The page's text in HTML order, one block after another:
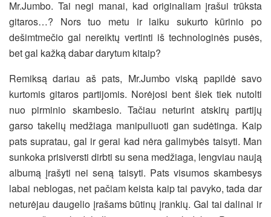
Mr.Jumbo. Tai negi manai, kad originaliam įrašui trūksta
gitaros…? Nors tuo metu ir laiku sukurto kūrinio po
dešimtmečio gal nereiktų vertinti iš technologinės pusės,
bet gal kažką dabar darytum kitaip?
Remiksą dariau aš pats, Mr.Jumbo viską papildė savo
kurtomis gitaros partijomis. Norėjosi bent šiek tiek nutolti
nuo pirminio skambesio. Tačiau neturint atskirų partijų
garso takelių medžiaga manipuliuoti gan sudėtinga. Kaip
pats supratau, gal ir gerai kad nėra galimybės taisyti. Man
sunkoka prisiversti dirbti su sena medžiaga, lengviau naują
albumą įrašyti nei seną taisyti. Pats visumos skambesys
labai neblogas, net pačiam keista kaip tai pavyko, tada dar
neturėjau daugelio įrašams būtinų įrankių. Gal tai dalinai ir